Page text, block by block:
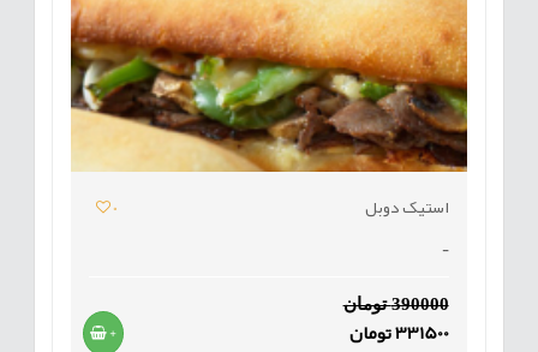
استیک دوبل
0
-
390000 تومان
331500 تومان +